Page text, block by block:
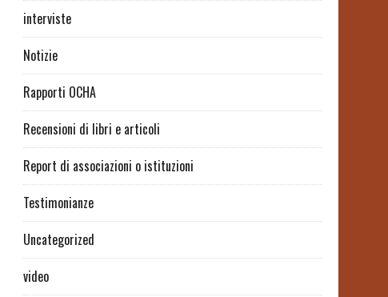
interviste
Notizie
Rapporti OCHA
Recensioni di libri e articoli
Report di associazioni o istituzioni
Testimonianze
Uncategorized
video